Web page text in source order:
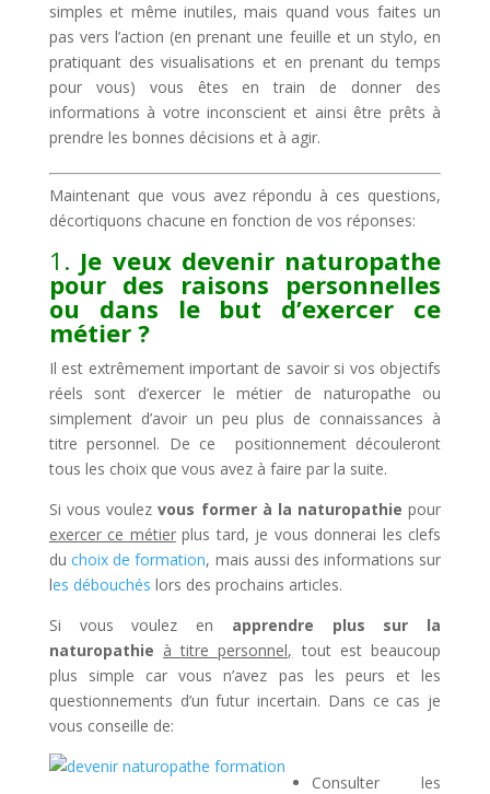
simples et même inutiles, mais quand vous faites un
pas vers l’action (en prenant une feuille et un stylo, en
pratiquant des visualisations et en prenant du temps
pour vous) vous êtes en train de donner des
informations à votre inconscient et ainsi être prêts à
prendre les bonnes décisions et à agir.
Maintenant que vous avez répondu à ces questions,
décortiquons chacune en fonction de vos réponses:
1. Je veux devenir naturopathe
pour des raisons personnelles
ou dans le but d’exercer ce
métier ?
Il est extrêmement important de savoir si vos objectifs
réels sont d’exercer le métier de naturopathe ou
simplement d’avoir un peu plus de connaissances à
titre personnel. De ce positionnement découleront
tous les choix que vous avez à faire par la suite.
Si vous voulezvous former à la naturopathie pour
exercer ce métierplus tard, je vous donnerai les clefs
du choix de formation, mais aussi des informations sur
les débouchés lors des prochains articles.
Si vous voulez en apprendre plus sur la
naturopathie à titre personnel, tout est beaucoup
plus simple car vous n’avez pas les peurs et les
questionnements d’un futur incertain. Dans ce cas je
vous conseille de:
Consulter les